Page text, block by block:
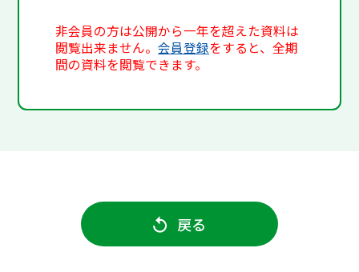
非会員の方は公開から一年を超えた資料は
閲覧出来ません。会員登録をすると、全期
間の資料を閲覧できます。
戻る